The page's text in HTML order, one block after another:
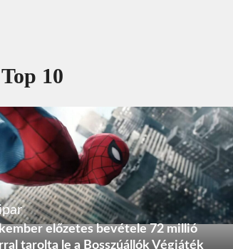
10
előzetes bevétele 72 millió
tarolta le a Bosszúállók Végjáték